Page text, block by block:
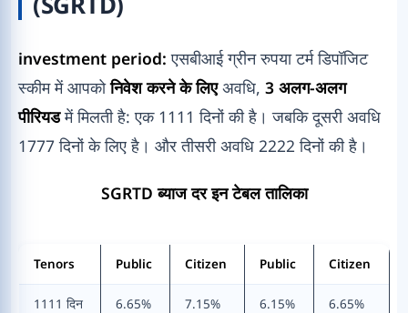
investment period: एसबीआई ग्रीन रुपया टर्म डिपॉजिट
स्कीम में आपकोनिवेश करने के लिएअवधि, 3 अलग-अलग
पीरियडमें मिलती है: एक 1111 दिनों की है। जबकि दूसरी अवधि
1777 दिनों के लिए है। और तीसरी अवधि 2222 दिनों की है।
SGRTD ब्याज दर इन टेबल तालिका
Tenors Public Citizen Public Citizen
1111 दिन 6.65% 7.15% 6.15% 6.65%